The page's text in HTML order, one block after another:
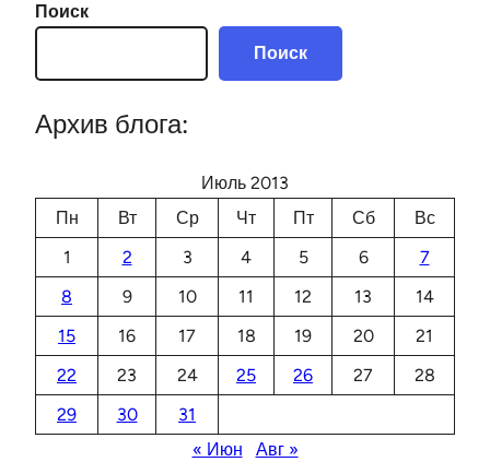
Поиск
Поиск
Архив блога:
Июль 2013
Пн
Вт Ср Чт Пт Сб
Вс
1
2 3 4 5 6
7
8
9 10 11 12 13
14
15
16 17 18 19 20
21
22
23 24 25 26 27
28
29
30
31
« Июн
Авг »